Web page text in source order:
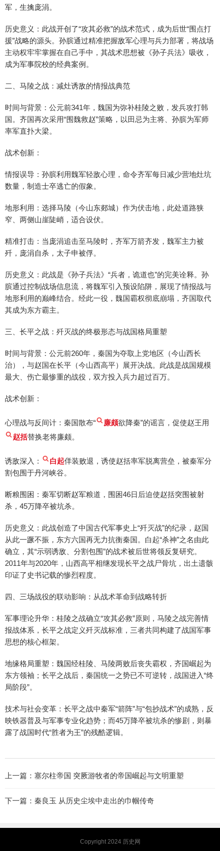
军，生擒庞涓。
历史意义：此战开创了“攻其必救”的战术范式，成为后世“围点打
援”战略的源头。孙膑通过精准把握敌军心理与兵力部署，将战场
主动权牢牢掌握在自己手中，其战术思想被《孙子兵法》吸收，
成为军事院校的经典案例。
二、马陵之战：减灶诱敌的情报战典范
时间与背景：公元前341年，魏国为弥补桂陵之败，发兵攻打韩
国。齐国再次采用“围魏救赵”策略，以田忌为主将、孙膑为军师
率军直扑大梁。
战术创新：
情报误导：孙膑利用魏军轻敌心理，命令齐军每日减少营地灶坑
数量，制造士卒逃亡的假象。
地形利用：选择马陵（今山东郯城）作为伏击地，此处道路狭
窄、两侧山崖陡峭，适合设伏。
精准打击：当庞涓追击至马陵时，齐军万箭齐发，魏军主力被
歼，庞涓自杀，太子申被俘。
历史意义：此战是《孙子兵法》“兵者，诡道也”的完美诠释。孙
膑通过控制战场信息流，将魏军引入预设陷阱，展现了情报战与
地形利用的巅峰结合。经此一役，魏国霸权彻底崩塌，齐国取代
其成为东方霸主。
三、长平之战：歼灭战的终极形态与战国格局重塑
时间与背景：公元前260年，秦国为夺取上党地区（今山西长
治），与赵国在长平（今山西高平）展开决战。此战是战国规模
最大、伤亡最惨重的战役，双方投入兵力超过百万。
战术创新：
心理战与反间计：秦国散布“ 廉颇欲降秦”的谣言，促使赵王用
赵括替换老将廉颇。
诱敌深入： 白起佯装败退，诱使赵括率军脱离营垒，被秦军分
割包围于丹河峡谷。
断粮围困：秦军切断赵军粮道，围困46日后迫使赵括突围被射
杀，45万降卒被坑杀。
历史意义：此战创造了中国古代军事史上“歼灭战”的纪录，赵国
从此一蹶不振，东方六国再无力抗衡秦国。白起“杀神”之名由此
确立，其“示弱诱敌、分割包围”的战术被后世将领反复研究。
2011年与2020年，山西高平相继发现长平之战尸骨坑，出土遗骸
印证了史书记载的惨烈程度。
四、三场战役的联动影响：从战术革命到战略转折
军事理论升华：桂陵之战确立“攻其必救”原则，马陵之战完善情
报战体系，长平之战定义歼灭战标准，三者共同构建了战国军事
思想的核心框架。
地缘格局重塑：魏国经桂陵、马陵两败后丧失霸权，齐国崛起为
东方领袖；长平之战后，秦国统一之势已不可逆转，战国进入“终
局阶段”。
技术与社会变革：长平之战中秦军“箭阵”与“包抄战术”的成熟，反
映铁器普及与军事专业化趋势；而45万降卒被坑杀的惨剧，则暴
露了战国时代“胜者为王”的残酷逻辑。
上一篇： 塞尔柱帝国 突厥游牧者的帝国崛起与文明重塑
下一篇： 秦良玉 从历史尘埃中走出的巾帼传奇
Copyright 2024 历史网